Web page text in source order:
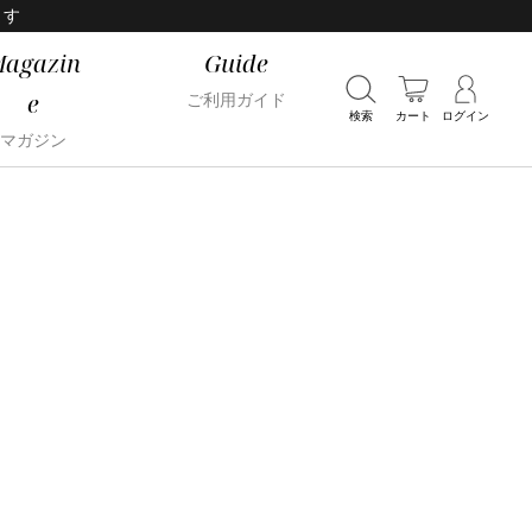
e
マガジン
Guide
ご利用ガイド
検索 カート ログイン